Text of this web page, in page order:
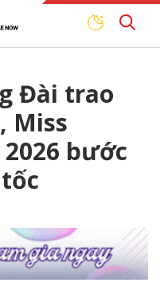
Đài trao
Miss
2026 bước